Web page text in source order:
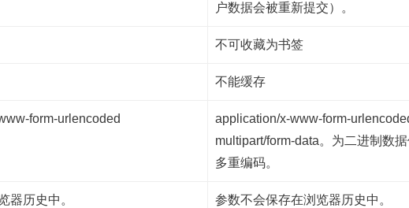
户数据会被重新提交）。
不可收藏为书签
不能缓存
form-urlencoded
application/x-www-form-
multipart/form-data。为二进制数
多重编码。
器历史中。 参数不会保存在浏览器历史中。